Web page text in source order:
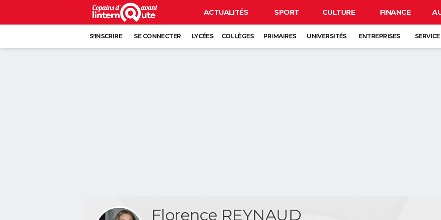
ACTUALITÉS SPORT CULTURE FINANCE
S'INSCRIRE SE CONNECTER LYCÉES COLLÈGES PRIMAIRES UNIVERSITÉS ENTREPRISES
Florence REYNAUD